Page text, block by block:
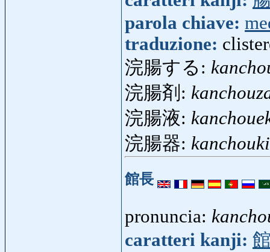
parola chiave:
traduzione:
浣腸する:
浣腸剤:
浣腸液:
浣腸器: kanchouki
館長
pronuncia:
caratteri kanji: